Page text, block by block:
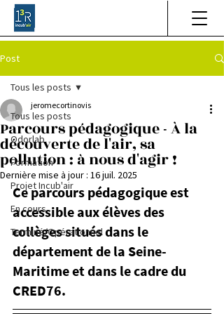
Post
Tous les posts
Odorlab
Formation
Projet Incub'air
En cours
Terminé/Opérationnel
Tous les posts
Parcours pédagogique - À la
découverte de l'air, sa
pollution : à nous d'agir !
jeromecortinovis
Dernière mise à jour : 16 juil. 2025
Ce parcours pédagogique est
accessible aux élèves des
collèges situés dans le
département de la Seine-
Maritime et dans le cadre du
CRED76.